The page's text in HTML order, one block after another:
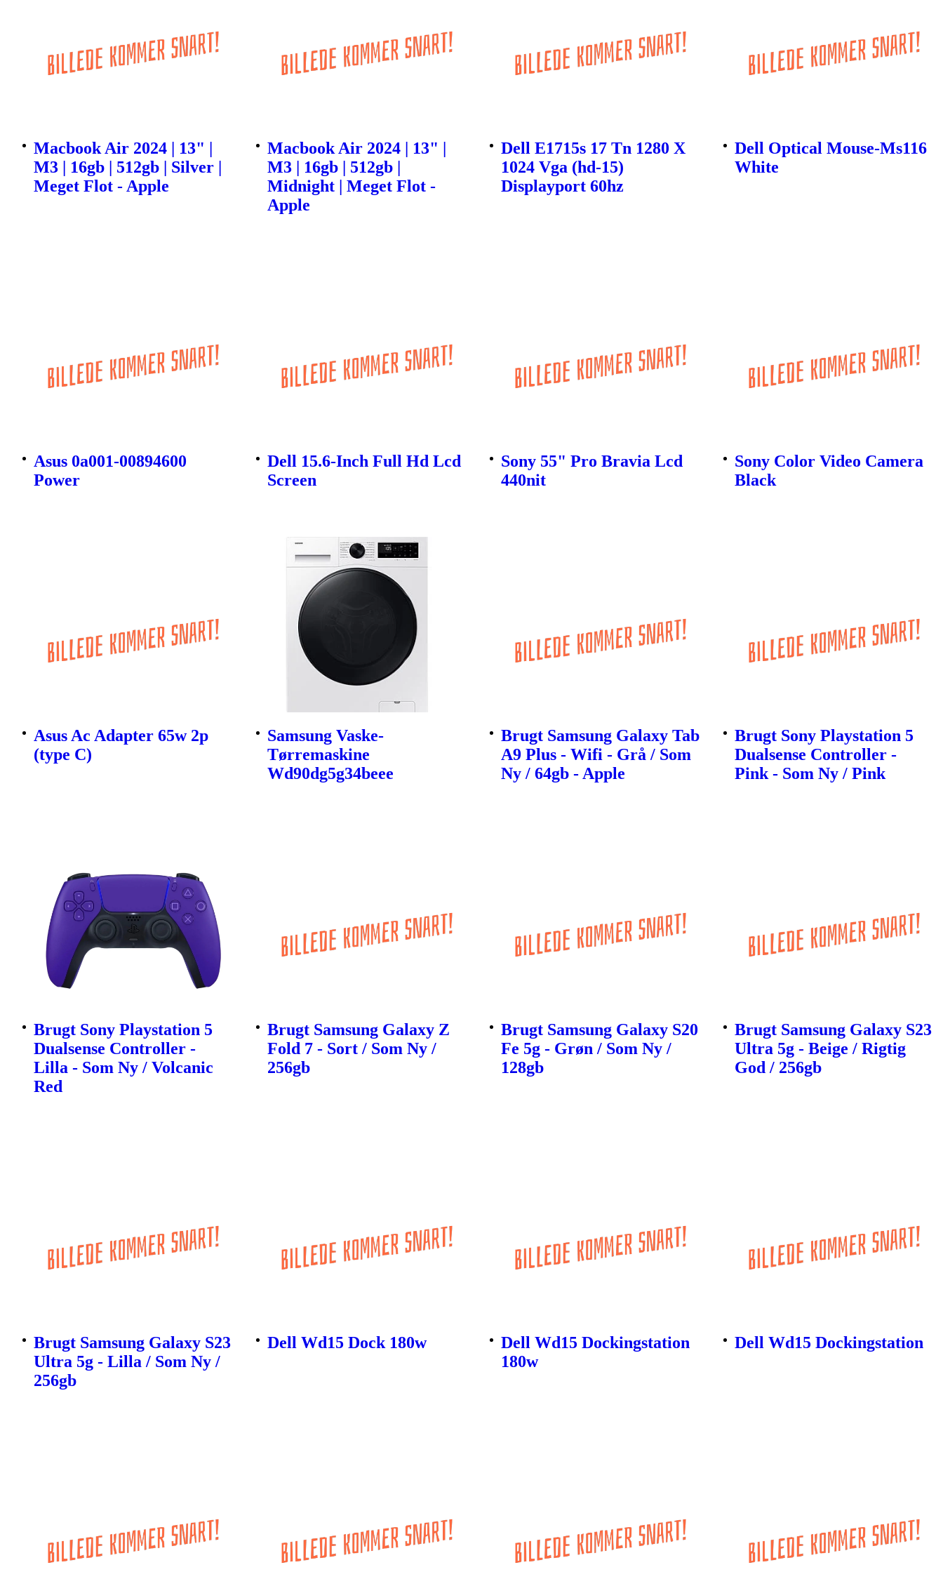
Macbook Air 2024 | 13" |
M3 | 16gb | 512gb | Silver |
Meget Flot - Apple
Macbook Air 2024 | 13" |
M3 | 16gb | 512gb |
Midnight | Meget Flot -
Apple
Dell E1715s 17 Tn 1280 X
1024 Vga (hd-15)
Displayport 60hz
Dell Optical Mouse-Ms116
White
Asus 0a001-00894600
Power
Dell 15.6-Inch Full Hd Lcd
Screen
Sony 55" Pro Bravia Lcd
440nit
Sony Color Video Camera
Black
Asus Ac Adapter 65w 2p
(type C)
Samsung Vaske-
Tørremaskine
Wd90dg5g34beee
Brugt Samsung Galaxy Tab
A9 Plus - Wifi - Grå / Som
Ny / 64gb - Apple
Brugt Sony Playstation 5
Dualsense Controller -
Pink - Som Ny / Pink
Brugt Sony Playstation 5
Dualsense Controller -
Lilla - Som Ny / Volcanic
Red
Brugt Samsung Galaxy Z
Fold 7 - Sort / Som Ny /
256gb
Brugt Samsung Galaxy S20
Fe 5g - Grøn / Som Ny /
128gb
Brugt Samsung Galaxy S23
Ultra 5g - Beige / Rigtig
God / 256gb
Brugt Samsung Galaxy S23
Ultra 5g - Lilla / Som Ny /
256gb
Dell Wd15 Dock 180w
Dell Wd15 Dockingstation
180w
Dell Wd15 Dockingstation